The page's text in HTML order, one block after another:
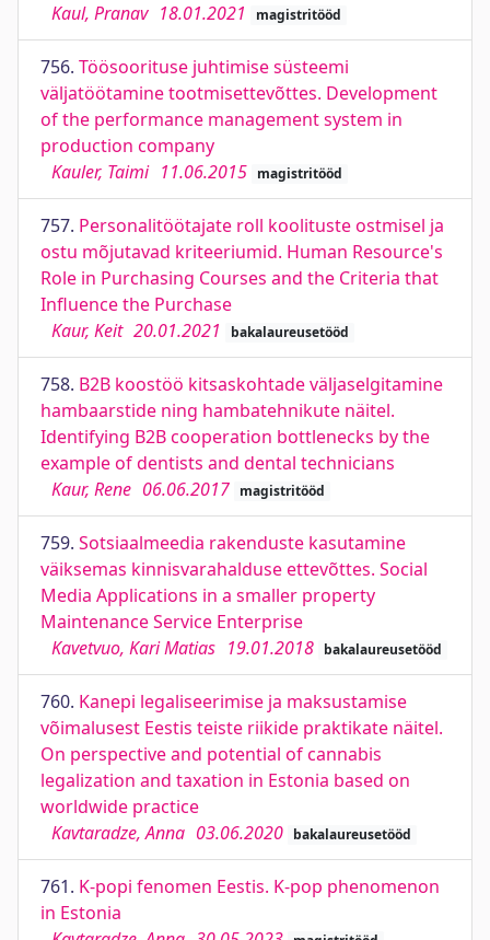
Kaul, Pranav 18.01.2021 magistritööd
756. Töösoorituse juhtimise süsteemi
väljatöötamine tootmisettevõttes. Development
of the performance management system in
production company
Kauler, Taimi 11.06.2015 magistritööd
757. Personalitöötajate roll koolituste ostmisel ja
ostu mõjutavad kriteeriumid. Human Resource's
Role in Purchasing Courses and the Criteria that
Influence the Purchase
Kaur, Keit 20.01.2021 bakalaureusetööd
758. B2B koostöö kitsaskohtade väljaselgitamine
hambaarstide ning hambatehnikute näitel.
Identifying B2B cooperation bottlenecks by the
example of dentists and dental technicians
Kaur, Rene 06.06.2017 magistritööd
759. Sotsiaalmeedia rakenduste kasutamine
väiksemas kinnisvarahalduse ettevõttes. Social
Media Applications in a smaller property
Maintenance Service Enterprise
Kavetvuo, Kari Matias 19.01.2018 bakalaureusetööd
760. Kanepi legaliseerimise ja maksustamise
võimalusest Eestis teiste riikide praktikate näitel.
On perspective and potential of cannabis
legalization and taxation in Estonia based on
worldwide practice
Kavtaradze, Anna 03.06.2020 bakalaureusetööd
761. K-popi fenomen Eestis. K-pop phenomenon
in Estonia